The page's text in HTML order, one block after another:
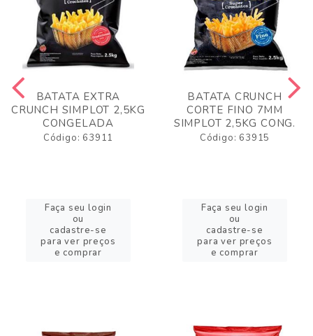
BATATA EXTRA
CRUNCH SIMPLOT 2,5KG
CONGELADA
Código: 63911
Faça seu login
ou
cadastre-se
para ver preços
e comprar
BATATA CRUNCH
CORTE FINO 7MM
SIMPLOT 2,5KG CONG.
Código: 63915
Faça seu login
ou
cadastre-se
para ver preços
e comprar